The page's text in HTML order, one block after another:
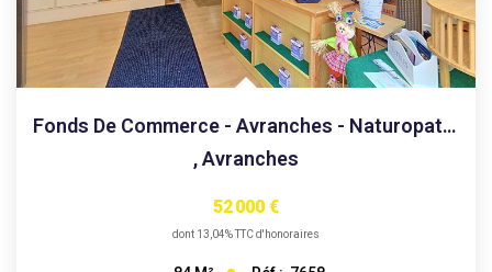
Fonds De Commerce - Avranches - Naturopathie - Diététique -...
,Avranches
52 000 €
dont 13,04% TTC d'honoraires